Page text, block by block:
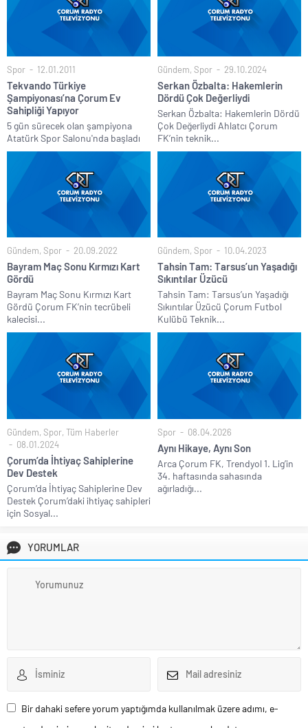
Spor 12.01.2011
Tekvando Türkiye
Şampiyonası’na Çorum Ev
Sahipliği Yapıyor
5 gün sürecek olan şampiyona
Atatürk Spor Salonu'nda başladı
Gündem, Spor 29.10.2024
Serkan Özbalta: Hakemlerin
Dördü Çok Değerliydi
Serkan Özbalta: Hakemlerin Dördü
Çok Değerliydi Ahlatcı Çorum
FK’nin teknik...
Gündem, Spor 20.09.2022
Bayram Maç Sonu Kırmızı Kart
Gördü
Bayram Maç Sonu Kırmızı Kart
Gördü Çorum FK’nin tecrübeli
kalecisi...
Gündem, Spor 10.04.2023
Tahsin Tam: Tarsus’un Yaşadığı
Sıkıntılar Üzücü
Tahsin Tam: Tarsus’un Yaşadığı
Sıkıntılar Üzücü Çorum Futbol
Kulübü Teknik...
Gündem, Spor, Tüm Haberler
08.01.2024
Çorum’da İhtiyaç Sahiplerine
Dev Destek
Çorum’da İhtiyaç Sahiplerine Dev
Destek Çorum’daki ihtiyaç sahipleri
için Sosyal...
Spor 08.04.2026
Aynı Hikaye, Aynı Son
Arca Çorum FK, Trendyol 1. Lig’in
34. haftasında sahasında
ağırladığı...
YORUMLAR
Bir dahaki sefere yorum yaptığımda kullanılmak üzere adımı, e-